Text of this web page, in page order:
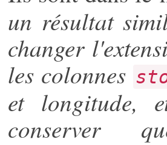
un résultat
changer
les colonnes
et longitude,